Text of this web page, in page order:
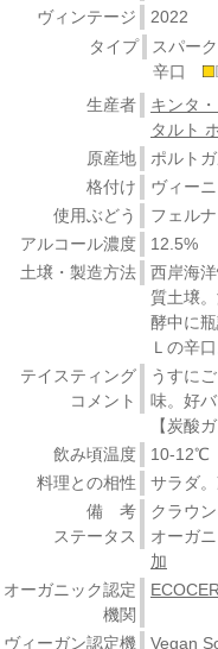
ヴィンテージ
2022
タイプ
スパー
辛口
生産者
キンタ
タルト
原産地
ポルト
格付け
ヴィー
使用ぶどう
フェル
アルコール濃度
12.5%
土壌・製造方法
西岸海
質土壌
酵中に
Ｌの辛
テイスティング
コメント
うすに
味。好
【炭酸
飲み頃温度
10-12℃
料理との相性
サラダ
備 考
クラウン
ステータス
オーガ
加
オーガニック認定
機関
ヴィーガン認定機 Vegan